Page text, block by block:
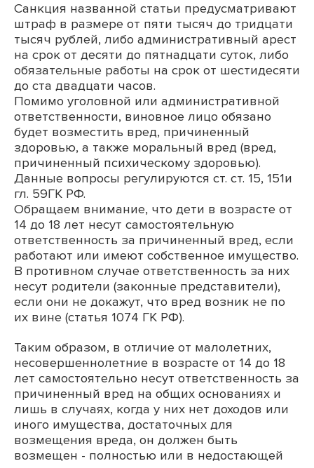
Санкция названной статьи предусматривают
штраф в размере от пяти тысяч до тридцати
тысяч рублей, либо административный арест
на срок от десяти до пятнадцати суток, либо
обязательные работы на срок от шестидесяти
до ста двадцати часов.
Помимо уголовной или административной
ответственности, виновное лицо обязано
будет возместить вред, причиненный
здоровью, а также моральный вред (вред,
причиненный психическому здоровью).
Данные вопросы регулируются ст. ст. 15, 151и
гл. 59ГК РФ.
Обращаем внимание, что дети в возрасте от
14 до 18 лет несут самостоятельную
ответственность за причиненный вред, если
работают или имеют собственное имущество.
В противном случае ответственность за них
несут родители (законные представители),
если они не докажут, что вред возник не по
их вине (статья 1074 ГК РФ).
Таким образом, в отличие от малолетних,
несовершеннолетние в возрасте от 14 до 18
лет самостоятельно несут ответственность за
причиненный вред на общих основаниях и
лишь в случаях, когда у них нет доходов или
иного имущества, достаточных для
возмещения вреда, он должен быть
возмещен - полностью или в недостающей